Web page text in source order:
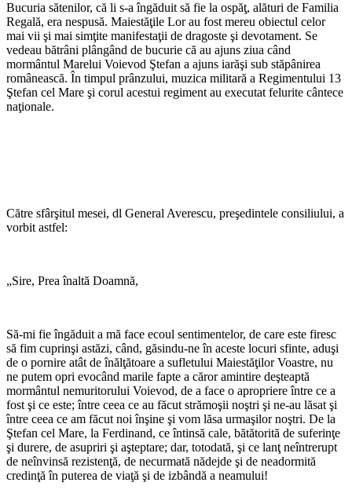
Bucuria sătenilor, că li s-a îngăduit să fie la ospăţ, alături de Familia
Regală, era nespusă. Maiestăţile Lor au fost mereu obiectul celor
mai vii şi mai simţite manifestaţii de dragoste şi devotament. Se
vedeau bătrâni plângând de bucurie că au ajuns ziua când
mormântul Marelui Voievod Ştefan a ajuns iarăşi sub stăpânirea
românească. În timpul prânzului, muzica militară a Regimentului 13
Ştefan cel Mare şi corul acestui regiment au executat felurite cântece
naţionale.
Către sfârşitul mesei, dl General Averescu, preşedintele consiliului, a
vorbit astfel:
„Sire, Prea înaltă Doamnă,
Să-mi fie îngăduit a mă face ecoul sentimentelor, de care este firesc
să fim cuprinşi astăzi, când, găsindu-ne în aceste locuri sfinte, aduşi
de o pornire atât de înălţătoare a sufletului Maiestăţilor Voastre, nu
ne putem opri evocând marile fapte a căror amintire deşteaptă
mormântul nemuritorului Voievod, de a face o apropriere între ce a
fost şi ce este; între ceea ce au făcut strămoşii noştri şi ne-au lăsat şi
între ceea ce am făcut noi înşine şi vom lăsa urmaşilor noştri. De la
Ştefan cel Mare, la Ferdinand, ce întinsă cale, bătătorită de suferinţe
şi durere, de asupriri şi aşteptare; dar, totodată, şi ce lanţ neîntrerupt
de neînvinsă rezistenţă, de necurmată nădejde şi de neadormită
credinţă în puterea de viaţă şi de izbândă a neamului!